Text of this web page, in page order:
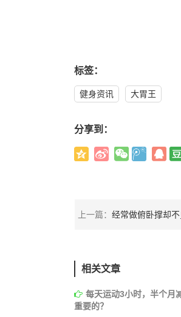
标签：
健身资讯 大胃王
分享到：
上一篇： 经常做俯卧撑却不见
相关文章
每天运动3小时，半个月
重要的？